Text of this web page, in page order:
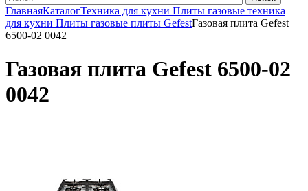
ГлавнаяКаталогТехника для кухни Плиты газовые техника
для кухни Плиты газовые плиты GefestГазовая плита Gefest
6500-02 0042
Газовая плита Gefest 6500-02
0042